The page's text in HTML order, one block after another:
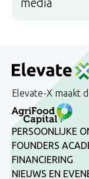
Elevate-X maakt
PERSOONLIJKE
FOUNDERS
FINANCIERING
NIEUWS EN